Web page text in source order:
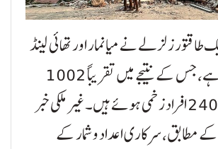
طاقتور زلزلے نے میانمار اور تھائی لینڈ
میں تباہی مچا دی ہے، جس کے نتیجے میں تقریباً 1002
افراد ہلاک اور 2400 افراد زخمی ہوئے ہیں۔ غیر ملکی خبر
مطابق، سرکاری اعداد و شمار کے